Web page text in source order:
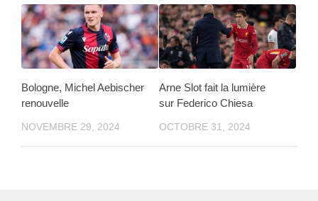
Bologne, Michel Aebischer
renouvelle
NOVEMBRE 29, 2024
Arne Slot fait la lumière
sur Federico Chiesa
OCTOBRE 31, 2024